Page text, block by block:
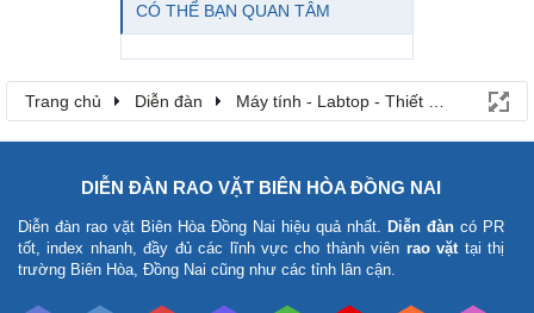
CÓ THỂ BẠN QUAN TÂM
Trang chủ Diễn đàn Máy tính - Labtop - Thiết bị tin học -
DIỄN ĐÀN RAO VẶT BIÊN HÒA ĐỒNG NAI
Diễn đàn rao vặt Biên Hòa Đồng Nai hiệu quả nhất. Diễn đàn có PR
tốt, index nhanh, đầy đủ các lĩnh vực cho thành viên rao vặttại thị
trường Biên Hòa, Đồng Nai cũng như các tỉnh lân cận.